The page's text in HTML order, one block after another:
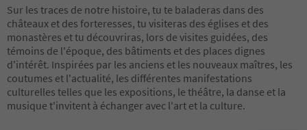
Sur les traces de notre histoire, tu te baladeras dans des
châteaux et des forteresses, tu visiteras des églises et des
monastères et tu découvriras, lors de visites guidées, des
témoins de l'époque, des bâtiments et des places dignes
d'intérêt. Inspirées par les anciens et les nouveaux maîtres, les
coutumes et l'actualité, les différentes manifestations
culturelles telles que les expositions, le théâtre, la danse et la
musique t'invitent à échanger avec l'art et la culture.